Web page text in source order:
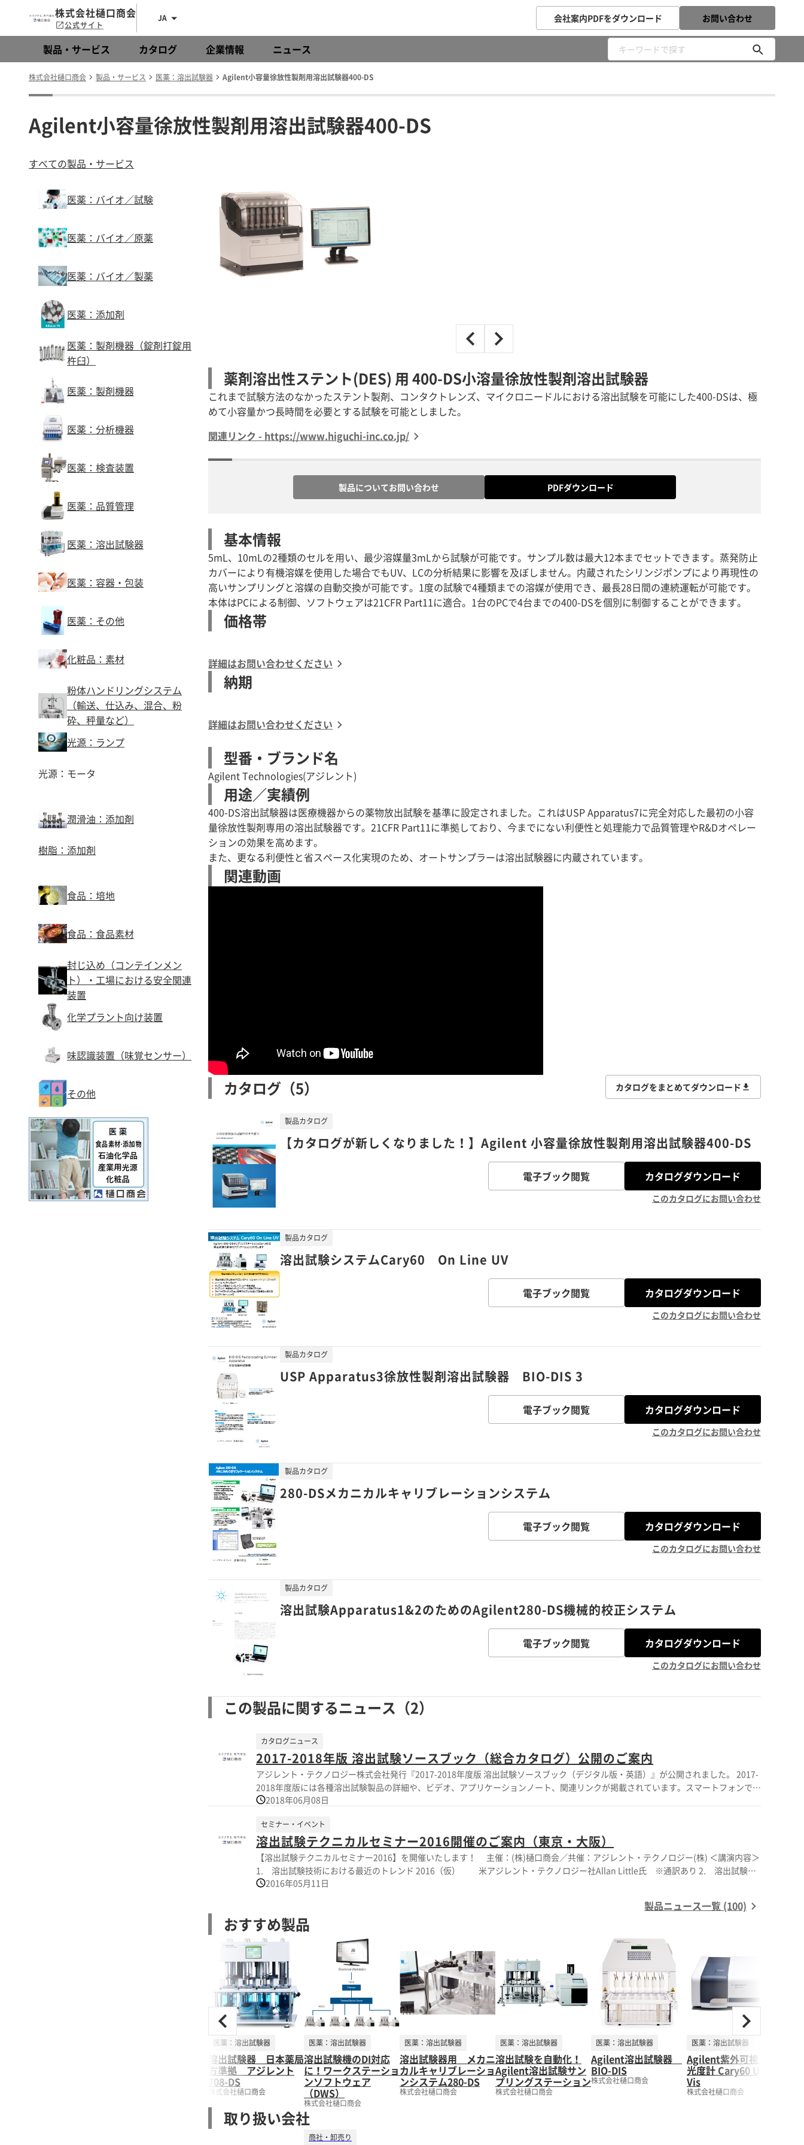
株式会社樋口商会
公式サイト
JA 会社案内PDFをダウンロード お問い合わせ
製品・サービス カタログ 企業情報 ニュース
株式会社樋口商会 製品・サービス 医薬：溶出試験器 Agilent小容量徐放性製剤用溶出試験器400-DS
Agilent小容量徐放性製剤用溶出試験器400-DS
すべての製品・サービス
医薬：バイオ／試験
医薬：バイオ／原薬
医薬：バイオ／製薬
医薬：添加剤
医薬：製剤機器（錠剤打錠用
杵臼）
医薬：製剤機器
医薬：分析機器
医薬：検査装置
医薬：品質管理
医薬：溶出試験器
医薬：容器・包装
医薬：その他
化粧品：素材
粉体ハンドリングシステム
（輸送、仕込み、混合、粉
砕、秤量など）
光源：ランプ
光源：モータ
潤滑油：添加剤
樹脂：添加剤
食品：培地
食品：食品素材
封じ込め（コンテインメン
ト）・工場における安全関連
装置
化学プラント向け装置
味認識装置（味覚センサー）
その他
薬剤溶出性ステント(DES) 用 400-DS小溶量徐放性製剤溶出試験器
これまで試験方法のなかったステント製剤、コンタクトレンズ、マイクロニードルにおける溶出試験を可能にした400-DSは、極
めて小容量かつ長時間を必要とする試験を可能としました。
関連リンク - https://www.higuchi-inc.co.jp/
製品についてお問い合わせ PDFダウンロード
基本情報
5mL、10mLの2種類のセルを用い、最少溶媒量3mLから試験が可能です。サンプル数は最大12本までセットできます。蒸発防止
カバーにより有機溶媒を使用した場合でもUV、LCの分析結果に影響を及ぼしません。内蔵されたシリンジポンプにより再現性の
高いサンプリングと溶媒の自動交換が可能です。1度の試験で4種類までの溶媒が使用でき、最長28日間の連続運転が可能です。
本体はPCによる制御、ソフトウェアは21CFR Part11に適合。1台のPCで4台までの400-DSを個別に制御することができます。
価格帯
詳細はお問い合わせください
納期
詳細はお問い合わせください
型番・ブランド名
Agilent Technologies(アジレント)
用途／実績例
400-DS溶出試験器は医療機器からの薬物放出試験を基準に設定されました。これはUSP Apparatus7に完全対応した最初の小容
量徐放性製剤専用の溶出試験器です。21CFR Part11に準拠しており、今までにない利便性と処理能力で品質管理やR&Dオペレー
ションの効果を高めます。
また、更なる利便性と省スペース化実現のため、オートサンプラーは溶出試験器に内蔵されています。
関連動画
カタログ（5） カタログをまとめてダウンロード
【カタログが新しくなりました！】Agilent 小容量徐放性製剤用溶出試験器400-DS
製品カタログ
電子ブック閲覧 カタログダウンロード
このカタログにお問い合わせ
溶出試験システムCary60 On Line UV
製品カタログ
電子ブック閲覧 カタログダウンロード
このカタログにお問い合わせ
USP Apparatus3徐放性製剤溶出試験器 BIO-DIS 3
製品カタログ
電子ブック閲覧 カタログダウンロード
このカタログにお問い合わせ
280-DSメカニカルキャリブレーションシステム
製品カタログ
電子ブック閲覧 カタログダウンロード
このカタログにお問い合わせ
溶出試験Apparatus1&2のためのAgilent280-DS機械的校正システム
製品カタログ
電子ブック閲覧 カタログダウンロード
このカタログにお問い合わせ
この製品に関するニュース（2）
2017-2018年版 溶出試験ソースブック（総合カタログ）公開のご案内
カタログニュース
アジレント・テクノロジー株式会社発行『2017-2018年度版 溶出試験ソースブック（デジタル版・英語）』が公開されました。 2017-
2018年度版には各種溶出試験製品の詳細や、ビデオ、アプリケーションノート、関連リンクが掲載されています。スマートフォンでの
閲覧も可能です（サイトの閲覧には通信料が発生します）。
2018年06月08日
溶出試験テクニカルセミナー2016開催のご案内（東京・大阪）
セミナー・イベント
【溶出試験テクニカルセミナー2016】を開催いたします！ 主催：(株)樋口商会／共催：アジレント・テクノロジー(株) ＜講演内容＞
1. 溶出試験技術における最近のトレンド 2016（仮） 米アジレント・テクノロジー社Allan Little氏 ※通訳あり 2. 溶出試験と
生物学的同等性に関する理論的考察 東邦大学 菅野清彦准教授 3. ≪PIC/S-GMP・GMP事例集対応≫携帯型ラマンによる医薬品原
費＞無料 お申し込みは、当社HPより承ります。 各会場とも、定員になり次第締め切らせて頂きますのでご了承ください。 ＜注意＞本
セミナーは測定技術者様向けです。メーカーや技術調査目的等の参加はご遠慮ください。 ～詳細、お申込みは当社HPから～
2016年05月11日
製品ニュース一覧 (100)
おすすめ製品
医薬：溶出試験器
溶出試験器 日本薬局
方準拠 アジレント
708-DS
株式会社樋口商会
医薬：溶出試験器
溶出試験機のDI対応
に！ワークステーショ
ンソフトウェア
（DWS）
株式会社樋口商会
医薬：溶出試験器
溶出試験器用 メカニ
カルキャリブレーショ
ンシステム280-DS
株式会社樋口商会
医薬：溶出試験器
溶出試験を自動化！
Agilent溶出試験サン
プリングステーション
株式会社樋口商会
医薬：溶出試験器
Agilent溶出試験器
BIO-DIS
株式会社樋口商会
医薬：溶出試験器
Agilent紫外可視分光
光度計 Cary60 UV-
Vis
株式会社樋口商会
取り扱い会社
商社・卸売り